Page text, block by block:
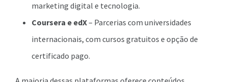
marketing digital e tecnologia.
Coursera e edX– Parcerias com universidades
internacionais, com cursos gratuitos e opção de
certificado pago.